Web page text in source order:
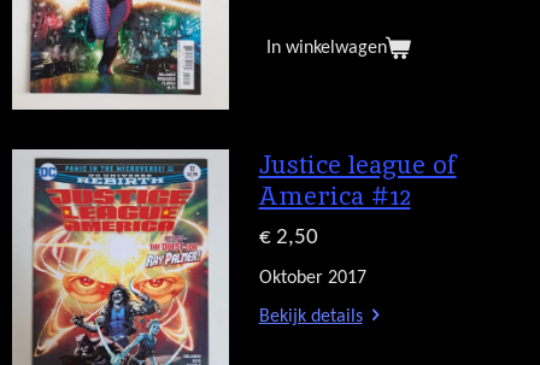
In winkelwagen
Justice league of
America #12
€ 2,50
Oktober 2017
Bekijk details